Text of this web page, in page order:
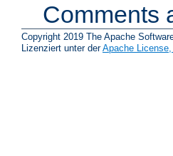
Comments
Copyright 2019 The Apache
Lizenziert unter derApache